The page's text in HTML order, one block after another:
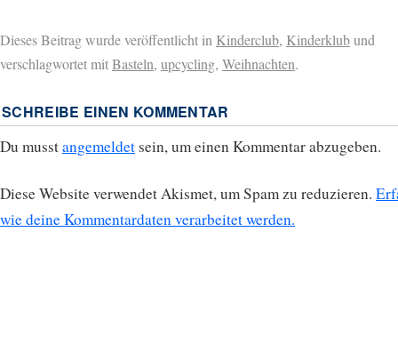
Dieses Beitrag wurde veröffentlicht in Kinderclub, Kinderklubund
verschlagwortet mitBasteln, upcycling, Weihnachten.
SCHREIBE EINEN KOMMENTAR
Du musstangemeldet sein, um einen Kommentar abzugeben.
Diese Website verwendet Akismet, um Spam zu reduzieren.
wie deine Kommentardaten verarbeitet werden.